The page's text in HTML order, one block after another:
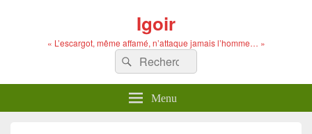
Igoir
« L’escargot, même affamé, n’attaque jamais l’homme… »
Recherche :
Rechercher
Menu